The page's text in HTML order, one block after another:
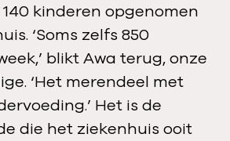
kinderen opgenomen
‘Soms zelfs 850
blikt Awa terug, onze
‘Het merendeel met
Het is de
die het ziekenhuis ooit